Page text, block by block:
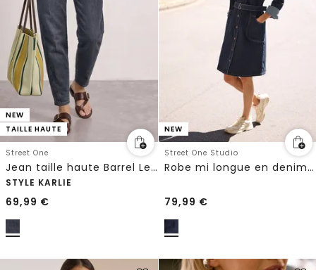
NEW
TAILLE HAUTE
Street One
Jean taille haute Barrel Leg, coupe ample
STYLE KARLIE
69,99 €
NEW
Street One Studio
Robe mi longue en denim à col en V
79,99 €